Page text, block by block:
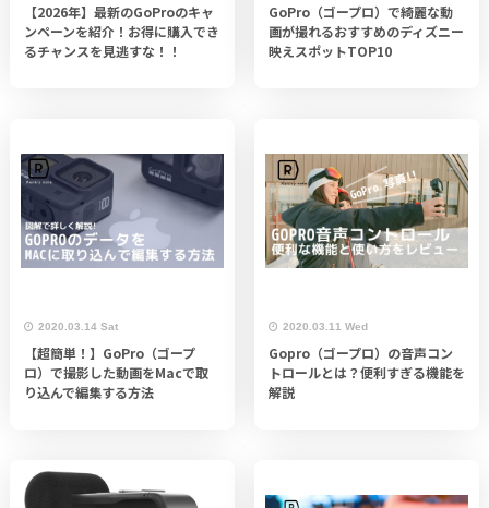
【2026年】最新のGoProのキャ
ンペーンを紹介！お得に購入でき
るチャンスを見逃すな！！
GoPro（ゴープロ）で綺麗な動
画が撮れるおすすめのディズニー
映えスポットTOP10
2020.03.14 Sat
【超簡単！】GoPro（ゴープ
ロ）で撮影した動画をMacで取
り込んで編集する方法
2020.03.11 Wed
Gopro（ゴープロ）の音声コン
トロールとは？便利すぎる機能を
解説